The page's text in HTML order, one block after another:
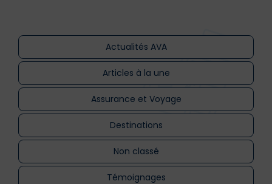
Actualités AVA
Articles à la une
Assurance et Voyage
Destinations
Non classé
Témoignages